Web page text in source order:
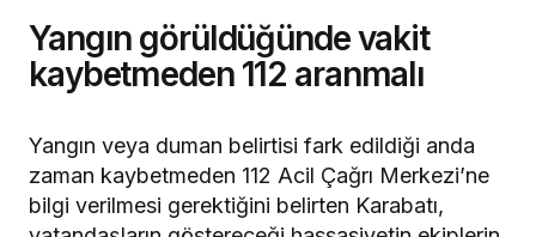
Yangın görüldüğünde vakit
kaybetmeden 112 aranmalı
Yangın veya duman belirtisi fark edildiği anda
zaman kaybetmeden 112 Acil Çağrı Merkezi’ne
bilgi verilmesi gerektiğini belirten Karabatı,